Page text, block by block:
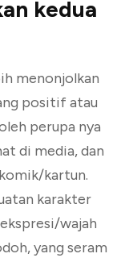
kedua
menonjolkan
positif atau
perupa nya
di media, dan
kartun.
karakter
wajah
yang seram